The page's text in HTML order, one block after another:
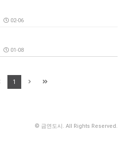
02-06
01-08
1
© 금연도시. All Rights Reserved.